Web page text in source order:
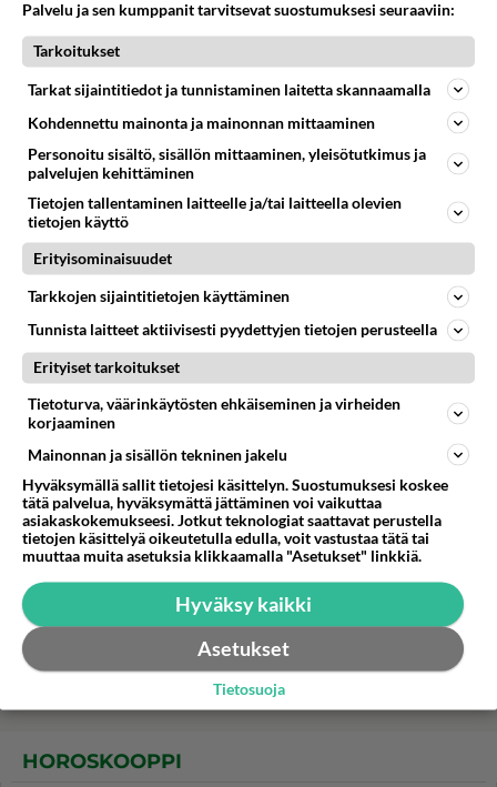
RESEPTIT
Coleslaw on Ameriikan
tuliainen.
Daim-kakku on makea
pakkaus, joka vie
suuremmaltakin
herkuttelijalta jalat alta.
Runebergin tortut on
perinteinen porvoolaisherkku
J.
Nuudeliwokki on nopea ja
helppo arkiruoka.
Kanavartaat valmistat
nopeasti joko uunissa tai
HOROSKOOPPI
Palvelu ja sen kumppanit tarvitsevat suostumuksesi seuraaviin:
Tarkoitukset
Tarkat sijaintitiedot ja tunnistaminen laitetta skannaamalla
Kohdennettu mainonta ja mainonnan mittaaminen
Personoitu sisältö, sisällön mittaaminen, yleisötutkimus ja
palvelujen kehittäminen
Tietojen tallentaminen laitteelle ja/tai laitteella olevien
tietojen käyttö
Erityisominaisuudet
Tarkkojen sijaintitietojen käyttäminen
Tunnista laitteet aktiivisesti pyydettyjen tietojen perusteella
Erityiset tarkoitukset
Tietoturva, väärinkäytösten ehkäiseminen ja virheiden
korjaaminen
Mainonnan ja sisällön tekninen jakelu
Hyväksymällä sallit tietojesi käsittelyn. Suostumuksesi koskee
tätä palvelua, hyväksymättä jättäminen voi vaikuttaa
asiakaskokemukseesi. Jotkut teknologiat saattavat perustella
tietojen käsittelyä oikeutetulla edulla, voit vastustaa tätä tai
muuttaa muita asetuksia klikkaamalla "Asetukset" linkkiä.
Hyväksy kaikki
Asetukset
Tietosuoja